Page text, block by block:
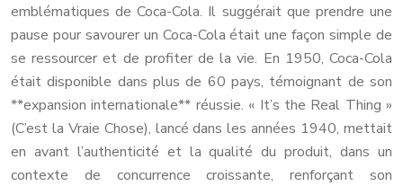
emblématiques de Coca-Cola. Il suggérait que prendre une
pause pour savourer un Coca-Cola était une façon simple de
se ressourcer et de profiter de la vie. En 1950, Coca-Cola
était disponible dans plus de 60 pays, témoignant de son
**expansion internationale** réussie. « It’s the Real Thing »
(C’est la Vraie Chose), lancé dans les années 1940, mettait
en avant l’authenticité et la qualité du produit, dans un
contexte de concurrence croissante, renforçant son